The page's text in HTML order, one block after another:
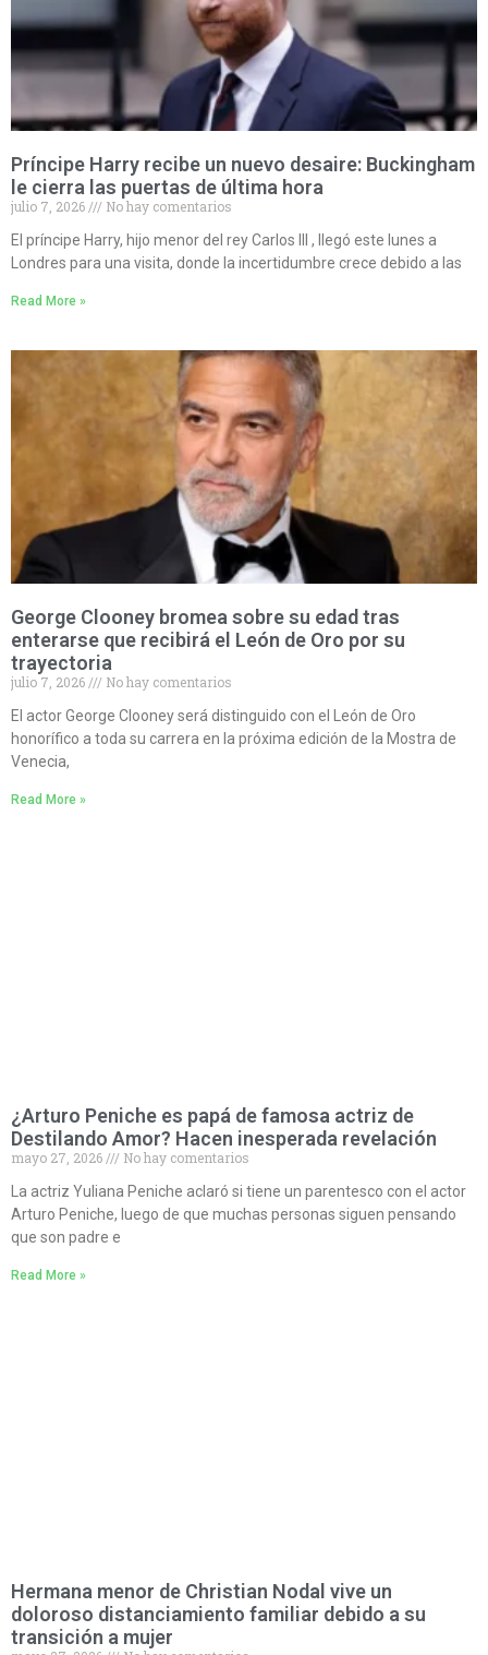
Príncipe Harry recibe un nuevo desaire: Buckingham
le cierra las puertas de última hora
julio 7, 2026
No hay comentarios
El príncipe Harry, hijo menor del rey Carlos III , llegó este lunes a
Londres para una visita, donde la incertidumbre crece debido a las
Read More »
George Clooney bromea sobre su edad tras
enterarse que recibirá el León de Oro por su
trayectoria
julio 7, 2026
No hay comentarios
El actor George Clooney será distinguido con el León de Oro
honorífico a toda su carrera en la próxima edición de la Mostra de
Venecia,
Read More »
¿Arturo Peniche es papá de famosa actriz de
Destilando Amor? Hacen inesperada revelación
mayo 27, 2026
No hay comentarios
La actriz Yuliana Peniche aclaró si tiene un parentesco con el actor
Arturo Peniche, luego de que muchas personas siguen pensando
que son padre e
Read More »
Hermana menor de Christian Nodal vive un
doloroso distanciamiento familiar debido a su
transición a mujer